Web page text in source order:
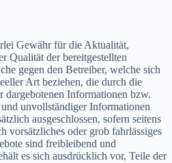
Gewähr für die Aktualität,
Qualität der bereitgestellten
gegen den Betreiber, welche sich
Art beziehen, die durch die
Informationen bzw.
unvollständiger Informationen
ausgeschlossen, sofern seitens
vorsätzliches oder grob fahrlässiges
sind freibleibend und
es sich ausdrücklich vor, Teile der